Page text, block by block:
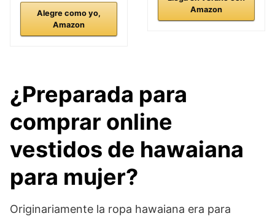
Alegre como yo,
Amazon
Amazon
¿Preparada para
comprar online
vestidos de hawaiana
para mujer?
Originariamente la ropa hawaiana era para